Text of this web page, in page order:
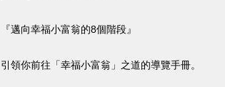
『邁向幸福小富翁的8個階段』
引領你前往「幸福小富翁」之道的導覽手冊。